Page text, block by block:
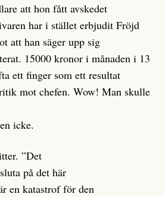
att hon fått avskedet
har i stället erbjudit Fröjd
att han säger upp sig
15000 kronor i månaden i 13
ett finger som ett resultat
mot chefen. Wow! Man skulle
icke.
”Det
på det här
en katastrof för den